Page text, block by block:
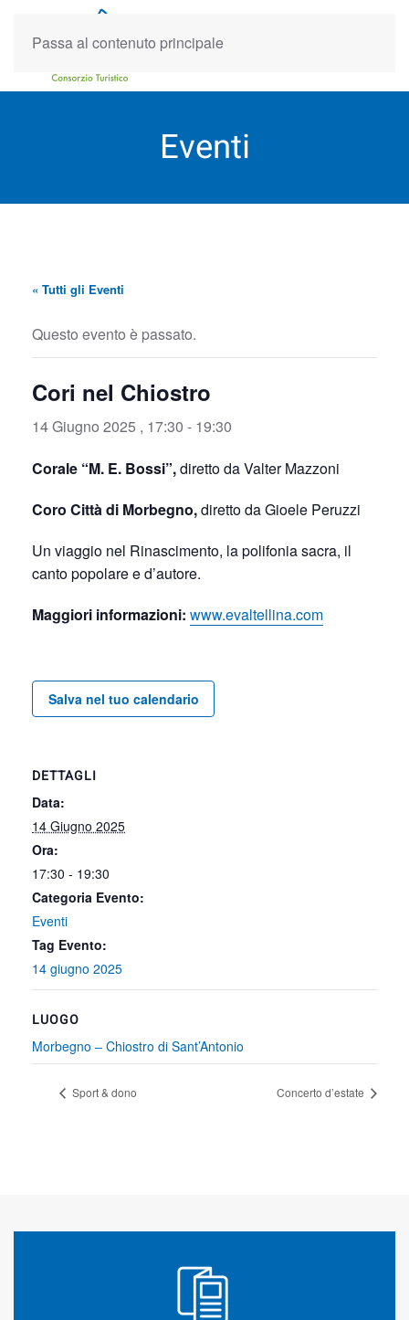
Passa al contenuto principale
Eventi
« Tutti gli Eventi
Questo evento è passato.
Cori nel Chiostro
14 Giugno 2025 , 17:30 - 19:30
Corale “M. E. Bossi”,diretto da Valter Mazzoni
Coro Città di Morbegno,diretto da Gioele Peruzzi
Un viaggio nel Rinascimento, la polifonia sacra, il
canto popolare e d’autore.
Maggiori informazioni: www.evaltellina.com
Salva nel tuo calendario
DETTAGLI
Data:
14 Giugno 2025
Ora:
17:30 - 19:30
Categoria Evento:
Eventi
Tag Evento:
14 giugno 2025
LUOGO
Morbegno – Chiostro di Sant’Antonio
Sport & dono Concerto d’estate